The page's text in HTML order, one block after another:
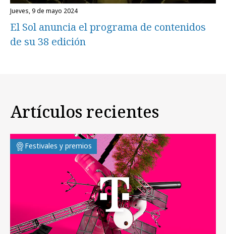
jueves, 9 de mayo 2024
El Sol anuncia el programa de contenidos
de su 38 edición
Artículos recientes
Festivales y premios